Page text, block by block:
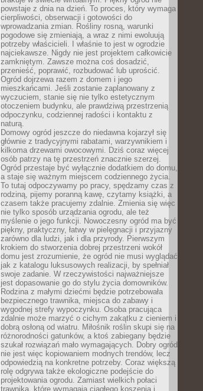
powstaje z dnia na dzień. To proces, który wymaga
cierpliwości, obserwacji i gotowości do
wprowadzania zmian. Rośliny rosną, warunki
pogodowe się zmieniają, a wraz z nimi ewoluują
potrzeby właścicieli. I właśnie to jest w ogrodzie
najciekawsze. Nigdy nie jest projektem całkowicie
zamkniętym. Zawsze można coś dosadzić,
przenieść, poprawić, rozbudować lub uprościć.
Ogród dojrzewa razem z domem i jego
mieszkańcami. Jeśli zostanie zaplanowany z
wyczuciem, stanie się nie tylko estetycznym
otoczeniem budynku, ale prawdziwą przestrzenią
odpoczynku, codziennej radości i kontaktu z
naturą.
Domowy ogród jeszcze do niedawna kojarzył się
głównie z tradycyjnymi rabatami, warzywnikiem i
kilkoma drzewami owocowymi. Dziś coraz więcej
osób patrzy na tę przestrzeń znacznie szerzej.
Ogród przestaje być wyłącznie dodatkiem do domu,
a staje się ważnym miejscem codziennego życia.
To tutaj odpoczywamy po pracy, spędzamy czas z
rodziną, pijemy poranną kawę, czytamy książki, a
czasem także pracujemy zdalnie. Zmienia się więc
nie tylko sposób urządzania ogrodu, ale też
myślenie o jego funkcji. Nowoczesny ogród ma być
piękny, praktyczny, łatwy w pielęgnacji i przyjazny
zarówno dla ludzi, jak i dla przyrody. Pierwszym
krokiem do stworzenia dobrej przestrzeni wokół
domu jest zrozumienie, że ogród nie musi wyglądać
jak z katalogu luksusowych realizacji, by spełniał
swoje zadanie. W rzeczywistości najważniejsze
jest dopasowanie go do stylu życia domowników.
Rodzina z małymi dziećmi będzie potrzebowała
bezpiecznego trawnika, miejsca do zabawy i
wygodnej strefy wypoczynku. Osoba pracująca
zdalnie może marzyć o cichym zakątku z cieniem i
dobrą osłoną od wiatru. Miłośnik roślin skupi się na
różnorodności gatunków, a ktoś zabiegany będzie
szukał rozwiązań mało wymagających. Dobry ogród
nie jest więc kopiowaniem modnych trendów, lecz
odpowiedzią na konkretne potrzeby. Coraz większą
rolę odgrywa także ekologiczne podejście do
projektowania ogrodu. Zamiast wielkich połaci
trawnika, które wymagają ciągłego koszenia i